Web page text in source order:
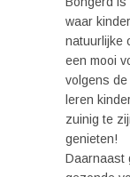
waar
natuurlijke
een mooi
volgens
leren
zuinig te
genieten!
Daarnaast